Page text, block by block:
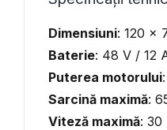
Dimensiuni: 120 x
Baterie: 48 V / 12
Puterea motorului
Sarcină maximă:
Viteză maximă: 30